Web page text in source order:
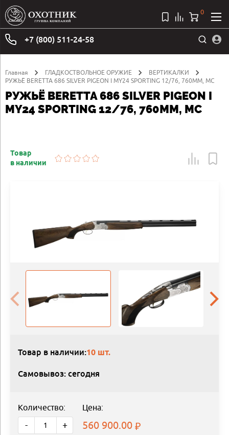
+7 (800) 511-24-58
0
Главная ГЛАДКОСТВОЛЬНОЕ ОРУЖИЕ
ВЕРТИКАЛКИ
РУЖЬЁ BERETTA 686 SILVER PIGEON I MY24 SPORTING 12/76, 760ММ, MC
РУЖЬЁ BERETTA 686 SILVER PIGEON I
MY24 SPORTING 12/76, 760ММ, MC
Товар
в наличии
Товар в наличии:10 шт.
Самовывоз: сегодня
Количество:
- +
Цена:
560 900.00